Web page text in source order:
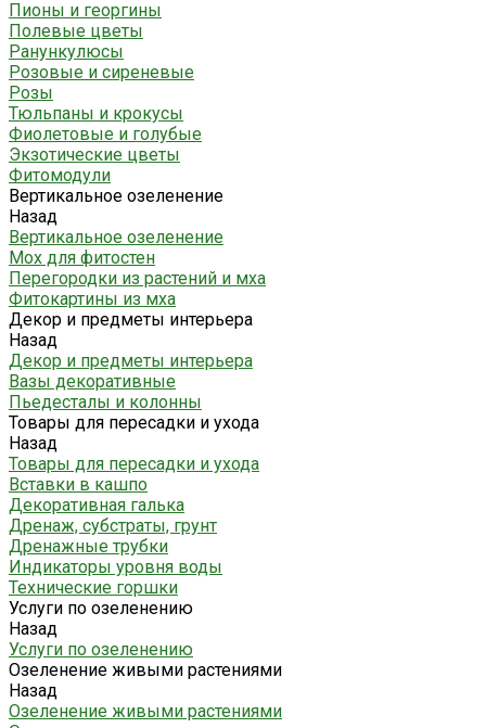
Пионы и георгины
Полевые цветы
Ранункулюсы
Розовые и сиреневые
Розы
Тюльпаны и крокусы
Фиолетовые и голубые
Экзотические цветы
Фитомодули
Вертикальное озеленение
Назад
Вертикальное озеленение
Мох для фитостен
Перегородки из растений и мха
Фитокартины из мха
Декор и предметы интерьера
Назад
Декор и предметы интерьера
Вазы декоративные
Пьедесталы и колонны
Товары для пересадки и ухода
Назад
Товары для пересадки и ухода
Вставки в кашпо
Декоративная галька
Дренаж, субстраты, грунт
Дренажные трубки
Индикаторы уровня воды
Технические горшки
Услуги по озеленению
Назад
Услуги по озеленению
Озеленение живыми растениями
Назад
Озеленение живыми растениями